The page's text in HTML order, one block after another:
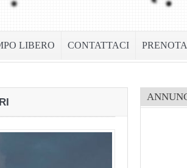
LIBERO CONTATTACI